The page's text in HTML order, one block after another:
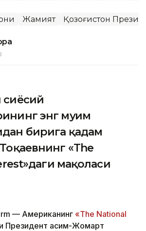
Жамият Қозоғистон
сиёсий
энг муҳим
бирига қадам
«The
мақоласи
— Американинг «The National
Президент Қасим-Жомарт